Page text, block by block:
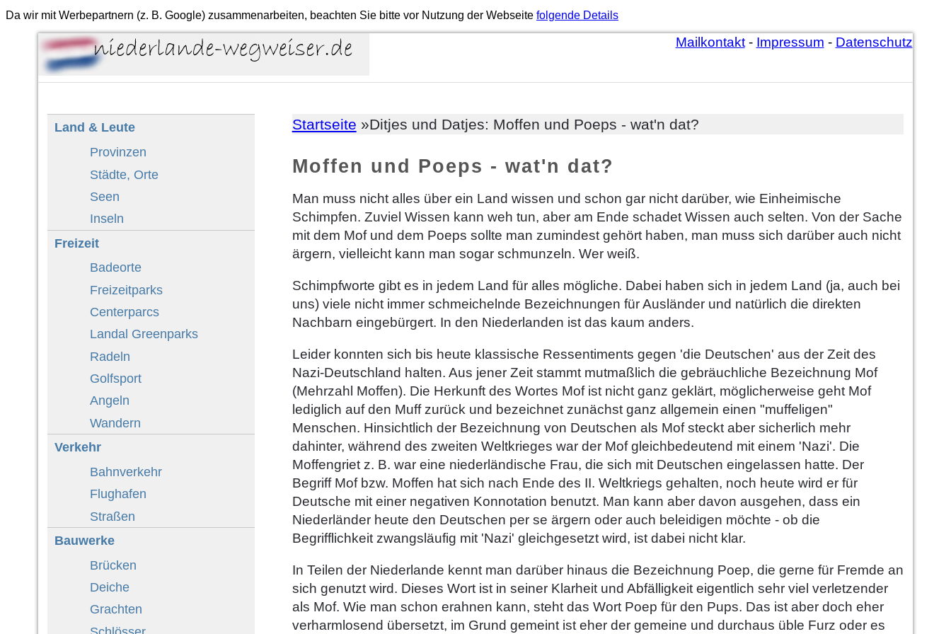
Da wir mit Werbepartnern (z. B. Google) zusammenarbeiten, beachten Sie bitte vor Nutzung der Webseite folgende Details
Mailkontakt- Impressum - Datenschutz
Startseite »Ditjes und Datjes: Moffen und Poeps - wat'n dat?
Moffen und Poeps - wat'n dat?
Man muss nicht alles über ein Land wissen und schon gar nicht darüber, wie Einheimische
Schimpfen. Zuviel Wissen kann weh tun, aber am Ende schadet Wissen auch selten. Von der Sache
mit dem Mof und dem Poeps sollte man zumindest gehört haben, man muss sich darüber auch nicht
ärgern, vielleicht kann man sogar schmunzeln. Wer weiß.
Schimpfworte gibt es in jedem Land für alles mögliche. Dabei haben sich in jedem Land (ja, auch bei
uns) viele nicht immer schmeichelnde Bezeichnungen für Ausländer und natürlich die direkten
Nachbarn eingebürgert. In den Niederlanden ist das kaum anders.
Leider konnten sich bis heute klassische Ressentiments gegen 'die Deutschen' aus der Zeit des
Nazi-Deutschland halten. Aus jener Zeit stammt mutmaßlich die gebräuchliche Bezeichnung Mof
(Mehrzahl Moffen). Die Herkunft des Wortes Mof ist nicht ganz geklärt, möglicherweise geht Mof
lediglich auf den Muff zurück und bezeichnet zunächst ganz allgemein einen "muffeligen"
Menschen. Hinsichtlich der Bezeichnung von Deutschen als Mof steckt aber sicherlich mehr
dahinter, während des zweiten Weltkrieges war der Mof gleichbedeutend mit einem 'Nazi'. Die
Moffengriet z. B. war eine niederländische Frau, die sich mit Deutschen eingelassen hatte. Der
Begriff Mof bzw. Moffen hat sich nach Ende des II. Weltkriegs gehalten, noch heute wird er für
Deutsche mit einer negativen Konnotation benutzt. Man kann aber davon ausgehen, dass ein
Niederländer heute den Deutschen per se ärgern oder auch beleidigen möchte - ob die
Begrifflichkeit zwangsläufig mit 'Nazi' gleichgesetzt wird, ist dabei nicht klar.
In Teilen der Niederlande kennt man darüber hinaus die Bezeichnung Poep, die gerne für Fremde an
sich genutzt wird. Dieses Wort ist in seiner Klarheit und Abfälligkeit eigentlich sehr viel verletzender
als Mof. Wie man schon erahnen kann, steht das Wort Poep für den Pups. Das ist aber doch eher
verharmlosend übersetzt, im Grund gemeint ist eher der gemeine und durchaus üble Furz oder es
Land & Leute
Provinzen
Städte, Orte
Seen
Inseln
Freizeit
Badeorte
Freizeitparks
Centerparcs
Landal Greenparks
Radeln
Golfsport
Angeln
Wandern
Verkehr
Bahnverkehr
Flughafen
Straßen
Bauwerke
Brücken
Deiche
Grachten